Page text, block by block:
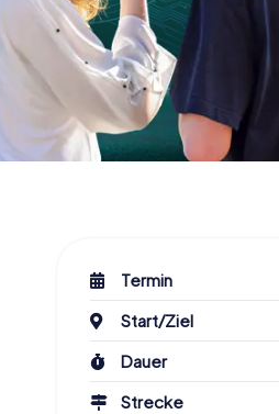
Termin
Start/Ziel
Dauer
Strecke